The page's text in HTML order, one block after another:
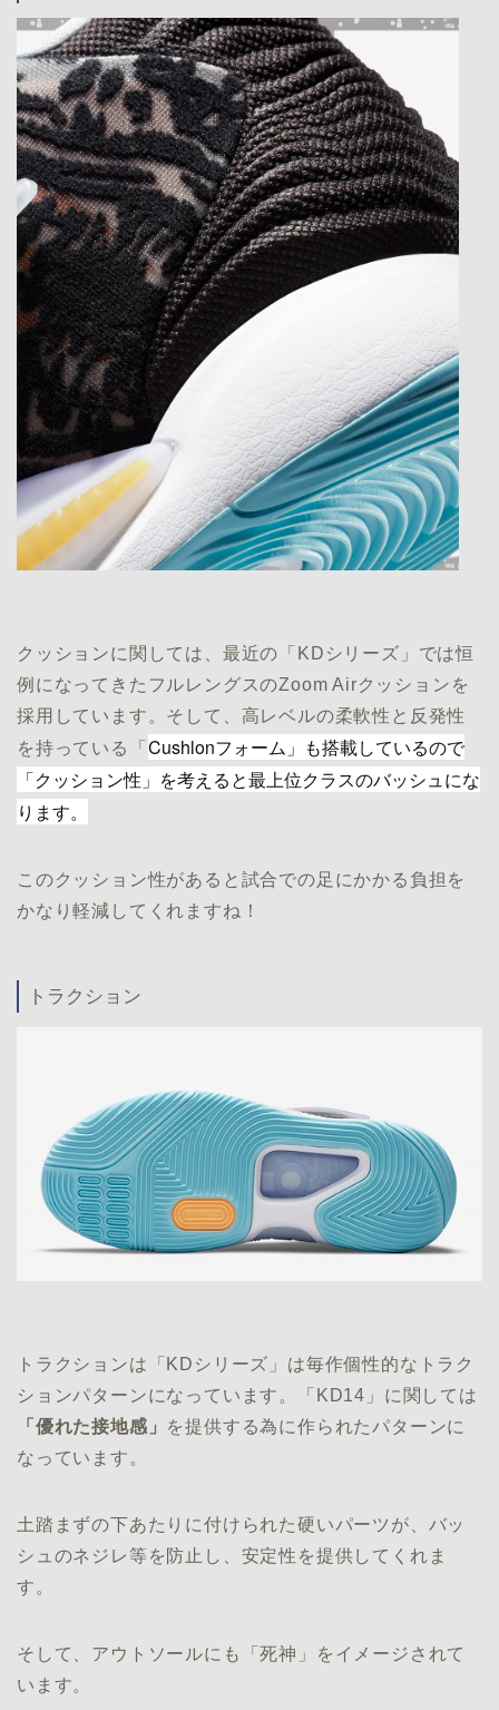
クッションに関しては、最近の「KDシリーズ」では恒
例になってきたフルレングスのZoom Airクッションを
採用しています。そして、高レベルの柔軟性と反発性
を持っている「 Cushlonフォーム」も搭載しているので
「クッション性」を考えると最上位クラスのバッシュにな
ります。
このクッション性があると試合での足にかかる負担を
かなり軽減してくれますね！
トラクション
トラクションは「KDシリーズ」は毎作個性的なトラク
ションパターンになっています。「KD14」に関しては
「優れた接地感」 を提供する為に作られたパターンに
なっています。
土踏まずの下あたりに付けられた硬いパーツが、バッ
シュのネジレ等を防止し、安定性を提供してくれま
す。
そして、アウトソールにも「死神」をイメージされて
います。